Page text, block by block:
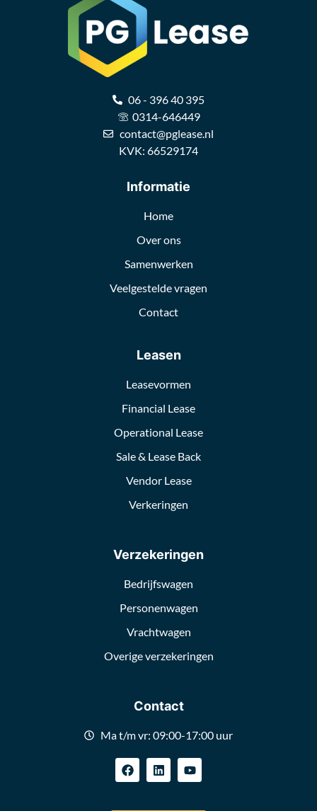
06 - 396 40 395
0314-646449
contact@pglease.nl
KVK: 66529174
Informatie
Home
Over ons
Samenwerken
Veelgestelde vragen
Contact
Leasen
Leasevormen
Financial Lease
Operational Lease
Sale & Lease Back
Vendor Lease
Verkeringen
Verzekeringen
Bedrijfswagen
Personenwagen
Vrachtwagen
Overige verzekeringen
Contact
Ma t/m vr: 09:00-17:00 uur